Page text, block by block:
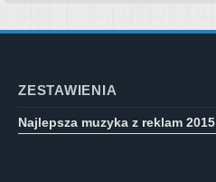
ZESTAWIENIA
Najlepsza muzyka z reklam 2015